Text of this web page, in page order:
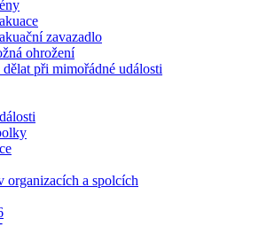
zavazadlo
ohrožení
dělat při mimořádné události
organizacích a spolcích